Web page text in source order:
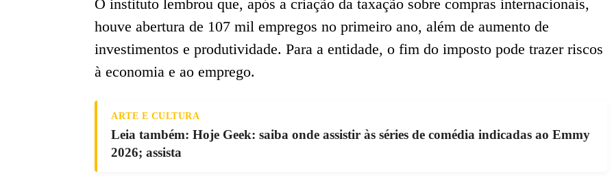
O instituto lembrou que, após a criação da taxação sobre compras internacionais,
houve abertura de 107 mil empregos no primeiro ano, além de aumento de
investimentos e produtividade. Para a entidade, o fim do imposto pode trazer riscos
à economia e ao emprego.
ARTE E CULTURA
Leia também: Hoje Geek: saiba onde assistir às séries de comédia indicadas ao Emmy
2026; assista